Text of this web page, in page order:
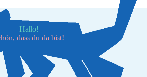
Hallo!
dass du da bist!